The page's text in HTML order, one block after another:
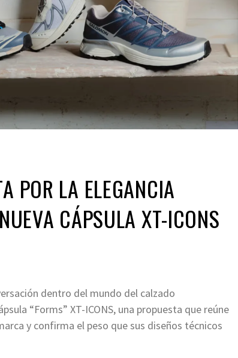
POR LA ELEGANCIA
CÁPSULA XT-ICONS
dentro del mundo del calzado
“Forms” XT-ICONS, una propuesta que reúne
y confirma el peso que sus diseños técnicos